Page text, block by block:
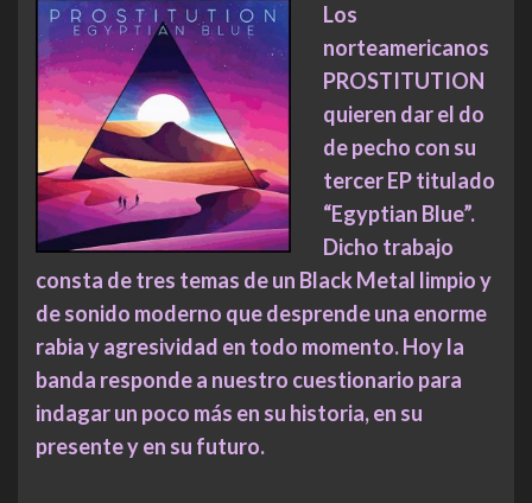
Los
norteamericanos
PROSTITUTION
quieren dar el do
de pecho con su
tercer EP titulado
“Egyptian Blue”.
Dicho trabajo
consta de tres temas de un Black Metal limpio y
de sonido moderno que desprende una enorme
rabia y agresividad en todo momento. Hoy la
banda responde a nuestro cuestionario para
indagar un poco más en su historia, en su
presente y en su futuro.